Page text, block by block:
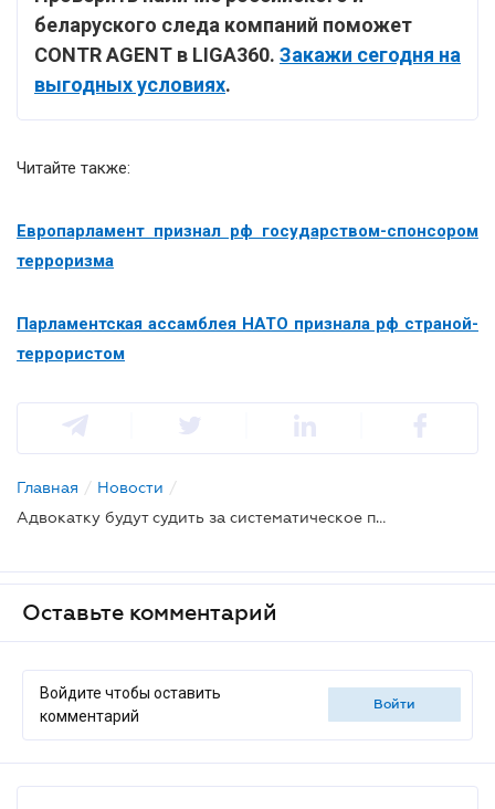
беларуского следа компаний поможет
CONTR AGENT в LIGA360. Закажи сегодня на
выгодных условиях.
Читайте также:
Европарламент признал рф государством-спонсором
терроризма
Парламентская ассамблея НАТО признала рф страной-
террористом
Главная / Новости /
Адвокатку будут судить за систематическое публичное поддержание страны-агрессора
Оставьте комментарий
Войдите чтобы оставить
комментарий
войти